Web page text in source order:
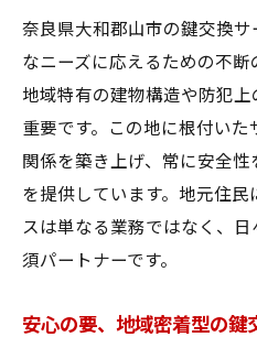
地域に根ざした鍵交
住民ニーズに応え
地域特有のニーズ
人気の鍵交換サー
奈良県大和郡山市の鍵交換
なニーズに応えるための不断
地域特有の建物構造や防犯
重要です。この地に根付い
関係を築き上げ、常に安全
を提供しています。地元住民
スは単なる業務ではなく、
須パートナーです。
安心の要、地域密着型の鍵